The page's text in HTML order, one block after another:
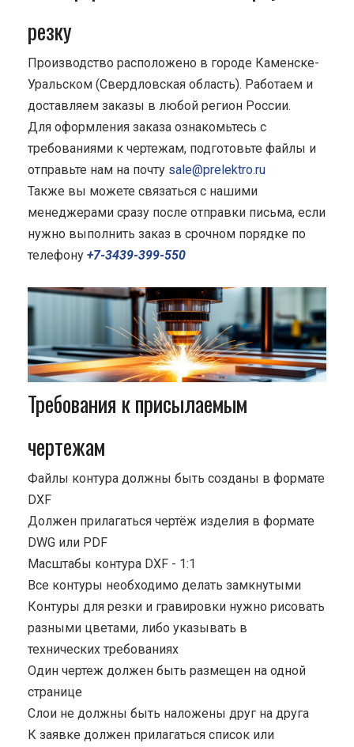
резку
Производство расположено в городе Каменске-
Уральском (Свердловская область). Работаем и
доставляем заказы в любой регион России.
Для оформления заказа ознакомьтесь с
требованиями к чертежам, подготовьте файлы и
отправьте нам на почту sale@prelektro.ru
Также вы можете связаться с нашими
менеджерами сразу после отправки письма, если
нужно выполнить заказ в срочном порядке по
телефону +7-3439-399-550
Требования к присылаемым
чертежам
Файлы контура должны быть созданы в формате
DXF
Должен прилагаться чертёж изделия в формате
DWG или PDF
Масштабы контура DXF - 1:1
Все контуры необходимо делать замкнутыми
Контуры для резки и гравировки нужно рисовать
разными цветами, либо указывать в
технических требованиях
Один чертеж должен быть размещен на одной
странице
Cлои не должны быть наложены друг на друга
К заявке должен прилагаться список или